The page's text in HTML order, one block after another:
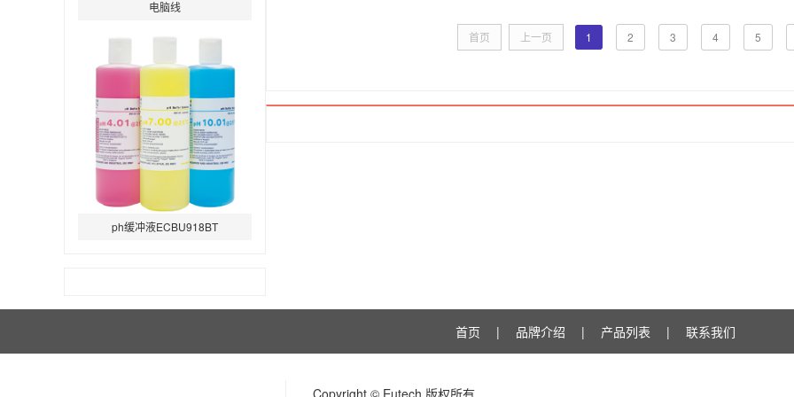
电脑线
ph缓冲液ECBU918BT
首页 上一页 1 2 3 4 5
首页 | 品牌介绍 | 产品列表 | 联系我们
Copyright © Eutech 版权所有